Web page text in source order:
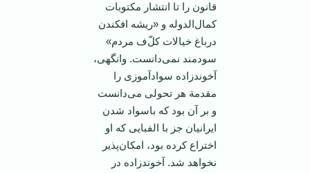
قانون‌ را تا انتشار مكتوبات‌
كمال‌الدوله‌ و «ریشه‌ افكندن‌
درباغ‌ خیالات‌ كل‌ّف مردم‌»
سودمند نمی‌دانست‌. وانگهی‌،
آخوندزاده‌ سوادآموزی ‌را
مقدمة‌ هر تحولی‌ می‌دانست‌
و بر آن‌ بود كه‌ باسواد شدن‌
ایرانیان‌ جز با الفبایی‌ كه‌ او
اختراع‌ كرده‌ بود، امكان‌پذیر
نخواهد شد. آخوندزاده‌ در